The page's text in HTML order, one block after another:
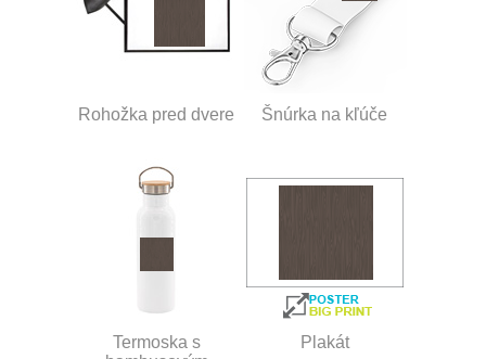
Rohožka pred dvere Šnúrka na kľúče
Termoska s
Plakát